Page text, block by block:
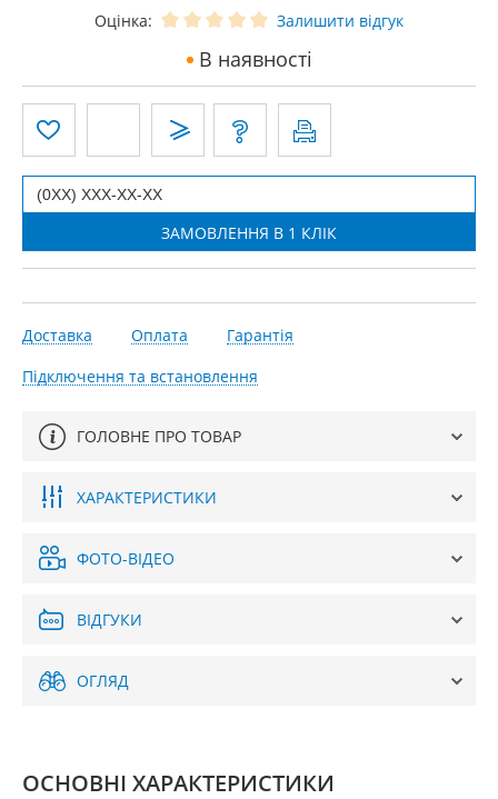
Оцінка: Залишити відгук
В наявності
Доставка Оплата
Гарантія
Підключення та встановлення
ГОЛОВНЕ ПРО ТОВАР
ХАРАКТЕРИСТИКИ
ФОТО-ВІДЕО
ВІДГУКИ
ОГЛЯД
ОСНОВНІ ХАРАКТЕРИСТИКИ